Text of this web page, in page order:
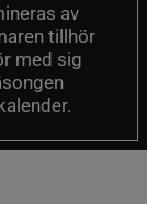
av
tillhör
med sig